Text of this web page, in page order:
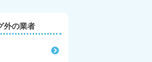
外の業者